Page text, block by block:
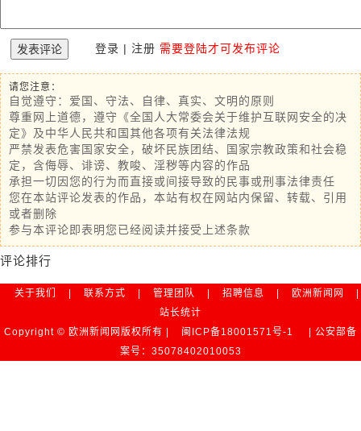
登录 | 注册 需要登陆才可发布评论
请您注意：
自觉遵守：爱国、守法、自律、真实、文明的原则
尊重网上道德，遵守《全国人大常委会关于维护互联网安全的决
定》及中华人民共和国其他各项有关法律法规
严禁发表危害国家安全，破坏民族团结、国家宗教政策和社会稳
定，含侮辱、诽谤、教唆、淫秽等内容的作品
承担一切因您的行为而直接或间接导致的民事或刑事法律责任
您在本站评论发表的作品，本站有权在网站内保留、转载、引用
或者删除
参与本评论即表明您已经阅读并接受上述条款
评论排行
关于我们 联系方式 管理团队 招聘信息 欧洲新闻网
站长统计
Copyright © 欧洲新闻网版权所有 |
闽ICP备18001571号-1
| 公安部备
案号：35078402010053